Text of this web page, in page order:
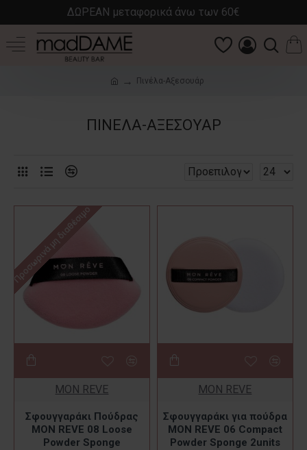
ΔΩΡΕΑΝ μεταφορικά άνω των 60€
Πινέλα-Αξεσουάρ
ΠΙΝΈΛΑ-ΑΞΕΣΟΥΆΡ
Προσωρινά μη διαθέσιμο
MON REVE
Σφουγγαράκι Πούδρας
MON REVE 08 Loose
Powder Sponge
MON REVE
Σφουγγαράκι για πούδρα
MON REVE 06 Compact
Powder Sponge 2units